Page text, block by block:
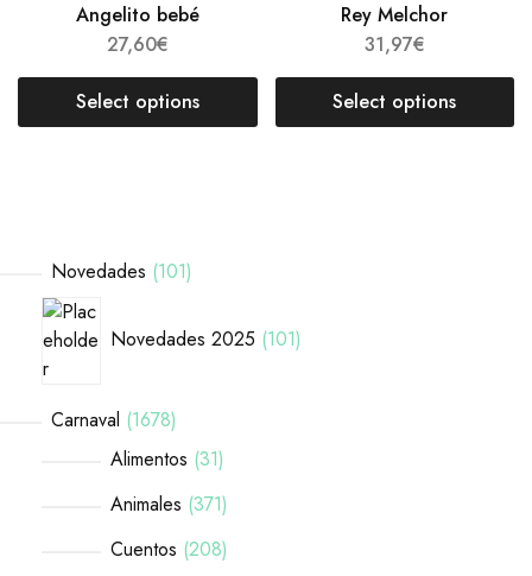
Angelito bebé
27,60€
Select options
Rey Melchor
31,97€
Select options
Novedades 101
Novedades 2025 101
Carnaval 1678
Alimentos 31
Animales 371
Cuentos 208